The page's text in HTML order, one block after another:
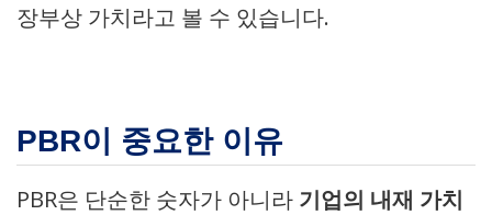
장부상 가치라고 볼 수 있습니다.
PBR이 중요한 이유
PBR은 단순한 숫자가 아니라 기업의 내재 가치